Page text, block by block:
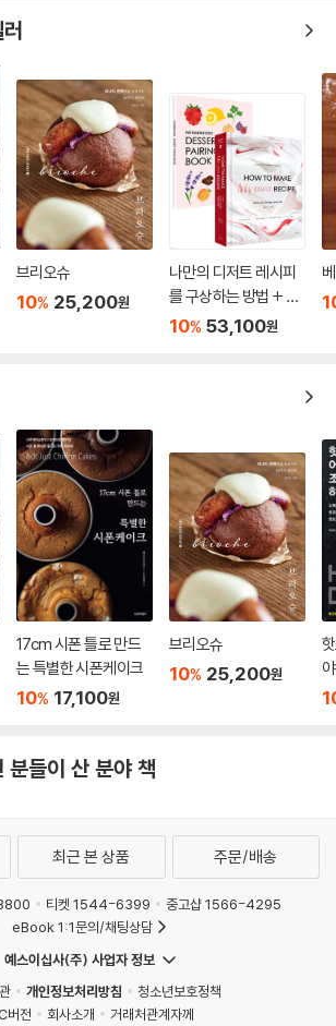
브리오슈
10% 25,200원
나만의 디저트 레시피
를 구상하는 방법 + 디
저트 페어링 북 세트
10% 53,100원
17cm 시폰 틀로 만드
는 특별한 시폰케이크
10% 17,100원
브리오슈
10% 25,200원
분들이 산 분야 책
최근 본 상품 주문/배송
티켓 1544-6399
중고샵 1566-4295
eBook 1:1문의/채팅상담
예스이십사(주) 사업자 정보
개인정보처리방침
청소년보호정책
버전
회사소개 거래처관계자께